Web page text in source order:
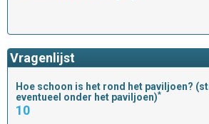
Vragenlijst
Hoe schoon is het rond het paviljoen?
eventueel onder het paviljoen)*
10